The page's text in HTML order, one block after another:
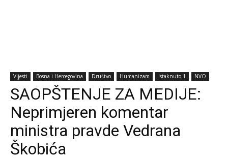
Vijesti Bosna i Hercegovina Društvo Humanizam Istaknuto 1 NVO
SAOPŠTENJE ZA MEDIJE:
Neprimjeren komentar
ministra pravde Vedrana
Škobića